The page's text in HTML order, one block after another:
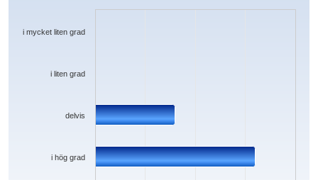
The chart has 1 X axis displaying categories.
i hög grad
delvis
i liten grad
i mycket liten grad